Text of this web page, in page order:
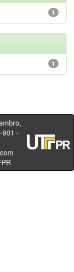
1
1
901 -